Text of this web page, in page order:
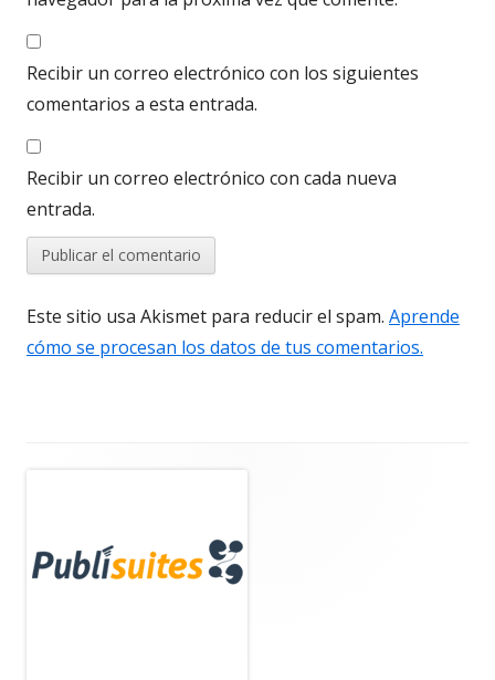
Recibir un correo electrónico con los siguientes
comentarios a esta entrada.
Recibir un correo electrónico con cada nueva
entrada.
Este sitio usa Akismet para reducir el spam. Aprende
cómo se procesan los datos de tus comentarios.
lateral
principal